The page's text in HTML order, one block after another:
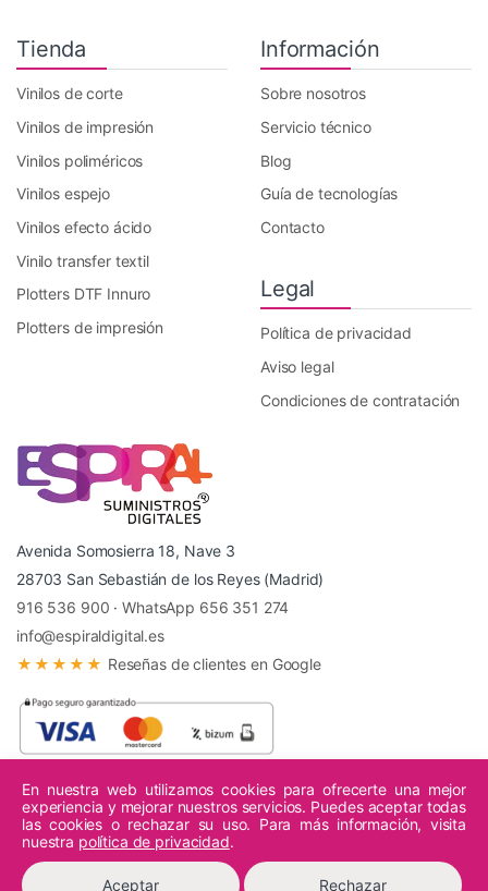
Tienda
Vinilos de corte
Vinilos de impresión
Vinilos poliméricos
Vinilos espejo
Vinilos efecto ácido
Vinilo transfer textil
Plotters DTF Innuro
Plotters de impresión
Información
Sobre nosotros
Servicio técnico
Blog
Guía de tecnologías
Contacto
Legal
Política de privacidad
Aviso legal
Condiciones de contratación
Avenida Somosierra 18, Nave 3
28703 San Sebastián de los Reyes (Madrid)
916 536 900 ·WhatsApp 656 351 274
info@espiraldigital.es
★★★★★ Reseñas de clientes en Google
© 2026 Espiral Digital - Todos los derechos reservados.
En nuestra web utilizamos cookies para ofrecerte una mejor
experiencia y mejorar nuestros servicios. Puedes aceptar todas
las cookies o rechazar su uso. Para más información, visita
nuestra política de privacidad.
Aceptar Rechazar